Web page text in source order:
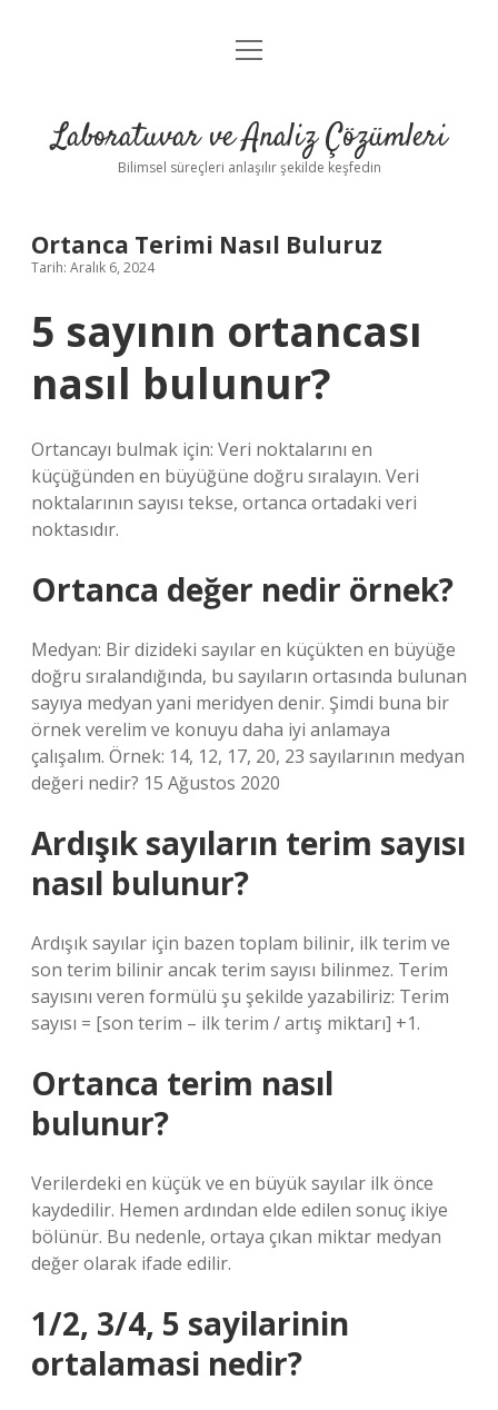
Anasayfa
Yasal Uyarı
menüyü
Laboratuvar ve Analiz Çözümleri
Bilimsel süreçleri anlaşılır şekilde keşfedin
Ortanca Terimi Nasıl Buluruz
Tarih: Aralık 6, 2024
5 sayının ortancası
nasıl bulunur?
Ortancayı bulmak için: Veri noktalarını en
küçüğünden en büyüğüne doğru sıralayın. Veri
noktalarının sayısı tekse, ortanca ortadaki veri
noktasıdır.
Ortanca değer nedir örnek?
Medyan: Bir dizideki sayılar en küçükten en büyüğe
doğru sıralandığında, bu sayıların ortasında bulunan
sayıya medyan yani meridyen denir. Şimdi buna bir
örnek verelim ve konuyu daha iyi anlamaya
çalışalım. Örnek: 14, 12, 17, 20, 23 sayılarının medyan
değeri nedir? 15 Ağustos 2020
Ardışık sayıların terim sayısı
nasıl bulunur?
Ardışık sayılar için bazen toplam bilinir, ilk terim ve
son terim bilinir ancak terim sayısı bilinmez. Terim
sayısını veren formülü şu şekilde yazabiliriz: Terim
sayısı = [son terim – ilk terim / artış miktarı] +1.
Ortanca terim nasıl
bulunur?
Verilerdeki en küçük ve en büyük sayılar ilk önce
kaydedilir. Hemen ardından elde edilen sonuç ikiye
bölünür. Bu nedenle, ortaya çıkan miktar medyan
değer olarak ifade edilir.
1/2, 3/4, 5 sayilarinin
ortalamasi nedir?